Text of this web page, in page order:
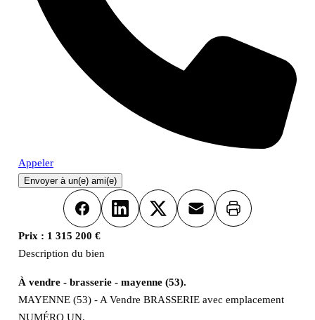
Appeler
Envoyer à un(e) ami(e)
FacebookLinkedInX Email Imprimer
Prix : 1 315 200 €
Description du bien
À vendre - brasserie - mayenne (53).
MAYENNE (53) - A Vendre BRASSERIE avec emplacement
NUMÉRO UN.